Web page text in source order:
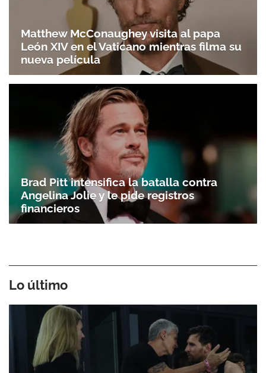
Matthew McConaughey visita al papa
León XIV en el Vaticano mientras filma su
nueva película
Brad Pitt intensifica la batalla contra
Angelina Jolie y le pide registros
financieros
Lo último